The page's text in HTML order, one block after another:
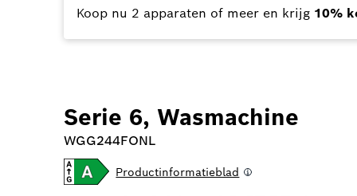
Koop nu 2 apparaten of meer en krijg 10%
Serie 6, Wasmachine
WGG244FONL
Productinformatieblad